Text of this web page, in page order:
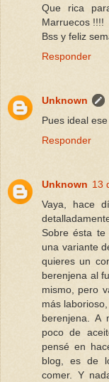
Que rica
Marruecos !!!!
Bss y feliz
Responder
Unknown
Pues ideal
Responder
Unknown 13
Vaya, hace
Sobre ésta
una variante
quieres un
berenjena al
mismo, pero
más
berenjena. A
poco de
pensé en
blog, es de
comer. Y